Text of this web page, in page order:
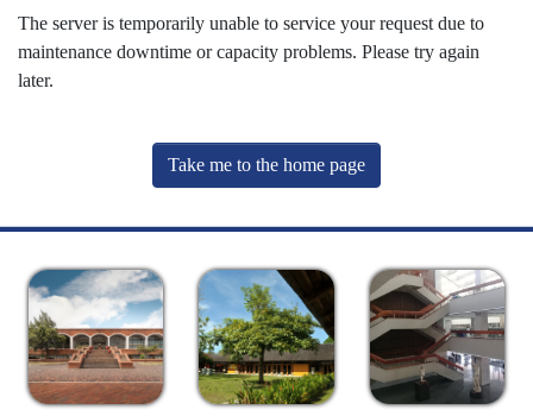
The server is temporarily unable to service your request due to
maintenance downtime or capacity problems. Please try again
later.
Take me to the home page